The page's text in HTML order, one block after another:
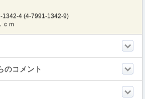
1342-4 (4-7991-1342-9)
ｃｍ
のコメント